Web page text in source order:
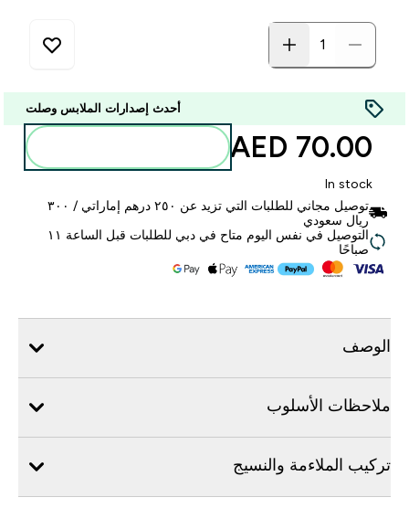
أحدث إصدارات الملابس وصلت
70.00 AED‎
In stock
توصيل مجاني للطلبات التي تزيد عن ٢٥٠ درهم إماراتي / ٣٠٠
ريال سعودي
التوصيل في نفس اليوم متاح في دبي للطلبات قبل الساعة ١١
صباحًا
الوصف
ملاحظات الأسلوب
تركيب الملاءمة والنسيج